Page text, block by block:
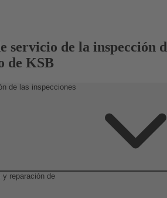
servicio de la inspección
de KSB
de las inspecciones
y reparación de